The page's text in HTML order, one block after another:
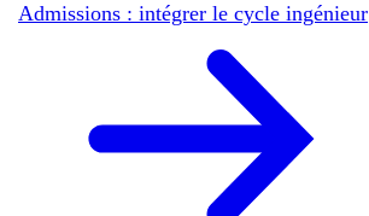
Admissions : intégrer le cycle ingénieur